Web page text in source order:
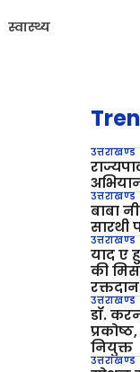
स्वास्थ्य
उत्तराखण्ड
उत्तराखण्ड
बाबा
सारथी
उत्तराखण्ड
याद ए
की
उत्तराखण्ड
डॉ.
नियुक्त
उत्तराखण्ड